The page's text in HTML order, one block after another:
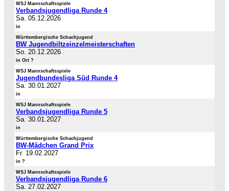
WSJ Mannschaftsspiele
Verbandsjugendliga Runde 4
Sa. 05.12.2026
in
Württembergische Schachjugend
BW Jugendbiltzeinzelmeisterschaften
So. 20.12.2026
in Ort ?
WSJ Mannschaftsspiele
Jugendbundesliga Süd Runde 4
Sa. 30.01.2027
in
WSJ Mannschaftsspiele
Verbandsjugendliga Runde 5
Sa. 30.01.2027
in
Württembergische Schachjugend
BW-Mädchen Grand Prix
Fr. 19.02.2027
in ?
WSJ Mannschaftsspiele
Verbandsjugendliga Runde 6
Sa. 27.02.2027